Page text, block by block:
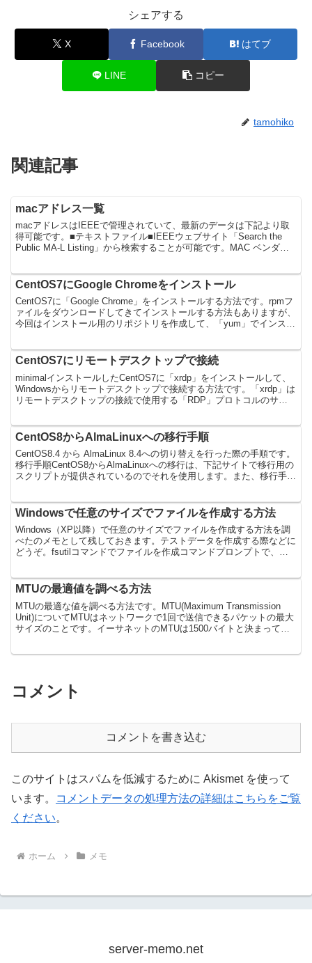
シェアする
X Facebook はてブ
LINE コピー
tamohiko
関連記事
macアドレス一覧
macアドレスはIEEEで管理されていて、最新のデータは下記より取
得可能です。■テキストファイル■IEEEウェブサイト「Search the
Public MA-L Listing」から検索することが可能です。MAC ベンダー
CentOS7にGoogle Chromeをインストール
CentOS7に「Google Chrome」をインストールする方法です。rpmフ
ァイルをダウンロードしてきてインストールする方法もありますが、
今回はインストール用のリポジトリを作成して、「yum」でインスト
CentOS7にリモートデスクトップで接続
minimalインストールしたCentOS7に「xrdp」をインストールして、
Windowsからリモートデスクトップで接続する方法です。「xrdp」は
リモートデスクトップの接続で使用する「RDP」プロトコルのサー
CentOS8からAlmaLinuxへの移行手順
CentOS8.4 から AlmaLinux 8.4への切り替えを行った際の手順です。
移行手順CentOS8からAlmaLinuxへの移行は、下記サイトで移行用の
スクリプトが提供されているのでそれを使用します。また、移行手順
Windowsで任意のサイズでファイルを作成する方法
Windows（XP以降）で任意のサイズでファイルを作成する方法を調
べたのメモとして残しておきます。テストデータを作成する際などに
どうぞ。fsutilコマンドでファイルを作成コマンドプロンプトで、
MTUの最適値を調べる方法
MTUの最適な値を調べる方法です。MTU(Maximum Transmission
Unit)についてMTUはネットワークで1回で送信できるパケットの最大
サイズのことです。イーサネットのMTUは1500バイトと決まってい
コメント
コメントを書き込む
このサイトはスパムを低減するために Akismet を使って
います。
コメントデータの処理方法の詳細はこちらをご覧
ください。
ホーム メモ
server-memo.net